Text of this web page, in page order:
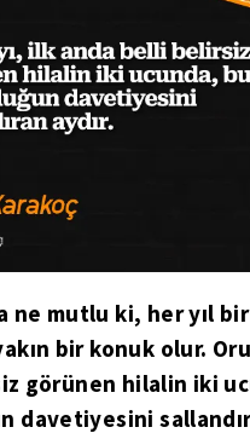
ne mutlu ki, her yıl
bir konuk olur.
görünen hilalin iki
davetiyesini